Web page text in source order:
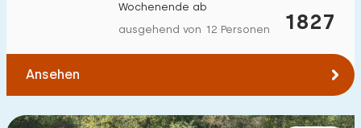
€ 0 — € 1000+
1827
Wochenende ab
ausgehend von 12 Personen
Ansehen